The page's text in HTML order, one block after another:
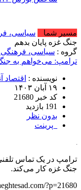
مسیر شما
سیاسی،
جنگ غزه پایان بدهم
گروه : سیاسی، فرهنگی
ترامپ: می‌خواهم به
نویسنده : اقتصاد
۱۹ آبان ۱۴۰۳
کد خبر 21680
191 بازدید
بدون نظر
پرینت
ترامپ در یک تماس
جنگ غزه کار می‌کند.
?p=21680